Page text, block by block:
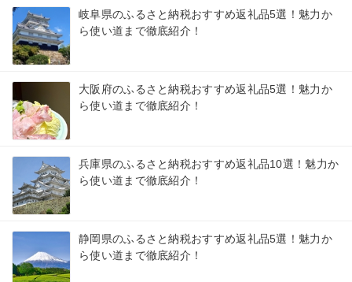
岐阜県のふるさと納税おすすめ返礼品5選！魅力か
ら使い道まで徹底紹介！
大阪府のふるさと納税おすすめ返礼品5選！魅力か
ら使い道まで徹底紹介！
兵庫県のふるさと納税おすすめ返礼品10選！魅力か
ら使い道まで徹底紹介！
静岡県のふるさと納税おすすめ返礼品5選！魅力か
ら使い道まで徹底紹介！